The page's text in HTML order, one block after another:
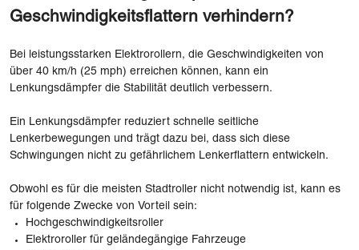
Geschwindigkeitsflattern verhindern?
Bei leistungsstarken Elektrorollern, die Geschwindigkeiten von
über 40 km/h (25 mph) erreichen können, kann ein
Lenkungsdämpfer die Stabilität deutlich verbessern.
Ein Lenkungsdämpfer reduziert schnelle seitliche
Lenkerbewegungen und trägt dazu bei, dass sich diese
Schwingungen nicht zu gefährlichem Lenkerflattern entwickeln.
Obwohl es für die meisten Stadtroller nicht notwendig ist, kann es
für folgende Zwecke von Vorteil sein:
Hochgeschwindigkeitsroller
Elektroroller für geländegängige Fahrzeuge